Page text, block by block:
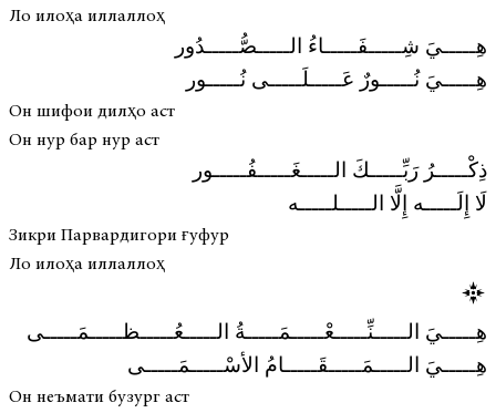
Ло илоҳа иллаллоҳ
هِـــــيَ شِـــــفَـــــاءُ الـــــصُّـــــدُور
هِـــــيَ نُـــــورٌ عَـــــلَـــــى نُـــــور
Он шифои дилҳо аст
Он нур бар нур аст
ذِكْـــــرُ رَبِّـــــكَ الـــــغَـــــفُـــــور
لَا إِلَـــــه إِلَّا الـــــلـــــه
Зикри Парвардигори ғуфур
Ло илоҳа иллаллоҳ
هِـــــيَ الـــــنِّـــــعْـــــمَـــــةُ الـــــعُـــــظـــــمَـــــى
هِـــــيَ الـــــمَـــــقَـــــامُ الأسْـــــمَـــــى
Он неъмати бузург аст